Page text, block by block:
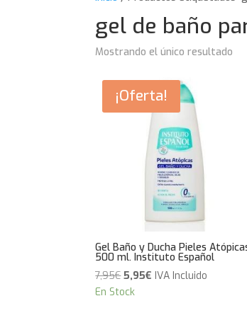
gel de baño
Mostrando el único resultado
¡Oferta!
Gel Baño y Ducha Pieles
500 ml. Instituto Español
7,95€El
precio
5,95€ El
IVA Incluido
En Stock